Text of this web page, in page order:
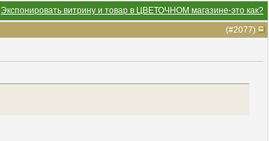
Экспонировать витрину и товар в ЦВЕТОЧНОМ магазине-это как?
(#2077)